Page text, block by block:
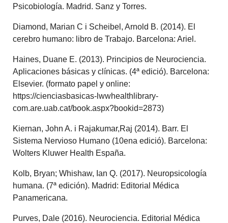
Psicobiología. Madrid. Sanz y Torres.
Diamond, Marian C i Scheibel, Arnold B. (2014). El
cerebro humano: libro de Trabajo. Barcelona: Ariel.
Haines, Duane E. (2013). Principios de Neurociencia.
Aplicaciones básicas y clínicas. (4ª edició). Barcelona:
Elsevier. (formato papel y online:
https://cienciasbasicas-lwwhealthlibrary-
com.are.uab.cat/book.aspx?bookid=2873)
Kiernan, John A. i Rajakumar,Raj (2014). Barr. El
Sistema Nervioso Humano (10ena edició). Barcelona:
Wolters Kluwer Health España.
Kolb, Bryan; Whishaw, Ian Q. (2017). Neuropsicología
humana. (7ª edición). Madrid: Editorial Médica
Panamericana.
Purves, Dale (2016). Neurociencia. Editorial Médica